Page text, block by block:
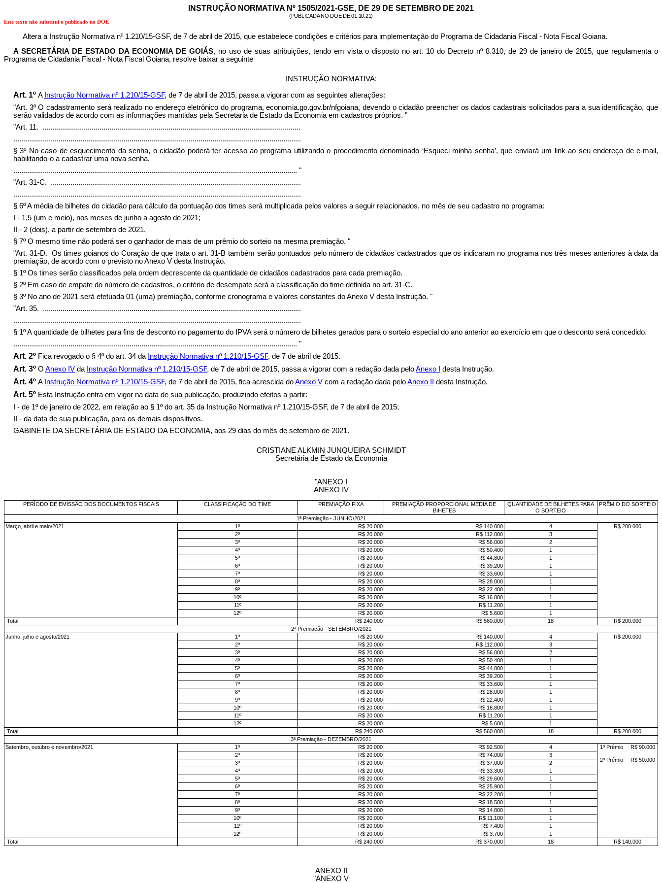
INSTRUÇÃO NORMATIVA Nº 1505/2021-GSE, DE 29 DE SETEMBRO DE 2021
(PUBLICADA NO DOE DE 01.10.21)
Este texto não substitui o publicado no DOE
Altera a Instrução Normativa nº 1.210/15-GSF, de 7 de abril de 2015, que estabelece condições e critérios para implementação do Programa de Cidadania Fiscal - Nota Fiscal Goiana.
A SECRETÁRIA DE ESTADO DA ECONOMIA DE GOIÁS, no uso de suas atribuições, tendo em vista o disposto no art. 10 do Decreto nº 8.310, de 29 de janeiro de 2015, que regulamenta o
Programa de Cidadania Fiscal - Nota Fiscal Goiana, resolve baixar a seguinte
INSTRUÇÃO NORMATIVA:
Art. 1º A Instrução Normativa nº 1.210/15-GSF, de 7 de abril de 2015, passa a vigorar com as seguintes alterações:
"Art. 3º O cadastramento será realizado no endereço eletrônico do programa, economia.go.gov.br/nfgoiana, devendo o cidadão preencher os dados cadastrais solicitados para a sua identificação, que
serão validados de acordo com as informações mantidas pela Secretaria de Estado da Economia em cadastros próprios. "
"Art. 11. ...................................................................................................................................
..................................................................................................................................................
§ 3º No caso de esquecimento da senha, o cidadão poderá ter acesso ao programa utilizando o procedimento denominado ‘Esqueci minha senha’, que enviará um link ao seu endereço de e-mail,
habilitando-o a cadastrar uma nova senha.
................................................................................................................................................ "
"Art. 31-C. ...............................................................................................................................
..................................................................................................................................................
§ 6º A média de bilhetes do cidadão para cálculo da pontuação dos times será multiplicada pelos valores a seguir relacionados, no mês de seu cadastro no programa:
I - 1,5 (um e meio), nos meses de junho a agosto de 2021;
II - 2 (dois), a partir de setembro de 2021.
§ 7º O mesmo time não poderá ser o ganhador de mais de um prêmio do sorteio na mesma premiação. "
"Art. 31-D. Os times goianos do Coração de que trata o art. 31-B também serão pontuados pelo número de cidadãos cadastrados que os indicaram no programa nos três meses anteriores à data da
premiação, de acordo com o previsto no Anexo V desta Instrução.
§ 1º Os times serão classificados pela ordem decrescente da quantidade de cidadãos cadastrados para cada premiação.
§ 2º Em caso de empate do número de cadastros, o critério de desempate será a classificação do time definida no art. 31-C.
§ 3º No ano de 2021 será efetuada 01 (uma) premiação, conforme cronograma e valores constantes do Anexo V desta Instrução. "
"Art. 35. ...................................................................................................................................
..................................................................................................................................................
§ 1º A quantidade de bilhetes para fins de desconto no pagamento do IPVA será o número de bilhetes gerados para o sorteio especial do ano anterior ao exercício em que o desconto será concedido.
................................................................................................................................................ "
Art. 2º Fica revogado o § 4º do art. 34 da Instrução Normativa nº 1.210/15-GSF, de 7 de abril de 2015.
Art. 3º O Anexo IVda Instrução Normativa nº 1.210/15-GSF, de 7 de abril de 2015, passa a vigorar com a redação dada peloAnexo I desta Instrução.
Art. 4º A Instrução Normativa nº 1.210/15-GSF, de 7 de abril de 2015, fica acrescida doAnexo Vcom a redação dada peloAnexo II desta Instrução.
Art. 5º Esta Instrução entra em vigor na data de sua publicação, produzindo efeitos a partir:
I - de 1º de janeiro de 2022, em relação ao § 1º do art. 35 da Instrução Normativa nº 1.210/15-GSF, de 7 de abril de 2015;
II - da data de sua publicação, para os demais dispositivos.
GABINETE DA SECRETÁRIA DE ESTADO DA ECONOMIA, aos 29 dias do mês de setembro de 2021.
CRISTIANE ALKMIN JUNQUEIRA SCHMIDT
Secretária de Estado da Economia
"ANEXO I
ANEXO IV
PERÍODO DE EMISSÃO DOS DOCUMENTOS FISCAIS CLASSIFICAÇÃO DO TIME PREMIAÇÃO FIXA
PREMIAÇÃO PROPORCIONAL MÉDIA DE
BIHETES
QUANTIDADE DE BILHETES PARA
O SORTEIO
PRÊMIO DO SORTEIO
1ª Premiação - JUNHO/2021
Março, abril e maio/2021
1º R$ 20.000 R$ 140.000 4
R$ 200.000
2º
R$ 20.000 R$ 112.000
3
3º
R$ 20.000 R$ 56.000
2
4º
R$ 20.000 R$ 50.400
1
5º
R$ 20.000 R$ 44.800
1
6º
R$ 20.000 R$ 39.200
1
7º
R$ 20.000 R$ 33.600
1
8º
R$ 20.000 R$ 28.000
1
9º
R$ 20.000 R$ 22.400
1
10º
R$ 20.000 R$ 16.800
1
11º
R$ 20.000 R$ 11.200
1
12º
R$ 20.000 R$ 5.600
1
Total
R$ 240.000 R$ 560.000 18
R$ 200.000
2ª Premiação - SETEMBRO/2021
Junho, julho e agosto/2021
1º R$ 20.000 R$ 140.000 4
R$ 200.000
2º
R$ 20.000 R$ 112.000
3
3º
R$ 20.000 R$ 56.000
2
4º
R$ 20.000 R$ 50.400
1
5º
R$ 20.000 R$ 44.800
1
6º
R$ 20.000 R$ 39.200
1
7º
R$ 20.000 R$ 33.600
1
8º
R$ 20.000 R$ 28.000
1
9º
R$ 20.000 R$ 22.400
1
10º
R$ 20.000 R$ 16.800
1
11º
R$ 20.000 R$ 11.200
1
12º
R$ 20.000 R$ 5.600
1
Total
R$ 240.000 R$ 560.000 18
R$ 200.000
3ª Premiação - DEZEMBRO/2021
Setembro, outubro e novembro/2021
1º R$ 20.000 R$ 92.500 4 1º Prêmio R$ 90.000
2º Prêmio R$ 50.000
2º R$ 20.000 R$ 74.000
3
3º
R$ 20.000 R$ 37.000
2
4º
R$ 20.000 R$ 33.300
1
5º
R$ 20.000 R$ 29.600
1
6º
R$ 20.000 R$ 25.900
1
7º
R$ 20.000 R$ 22.200
1
8º
R$ 20.000 R$ 18.500
1
9º
R$ 20.000 R$ 14.800
1
10º
R$ 20.000 R$ 11.100
1
11º
R$ 20.000 R$ 7.400
1
12º
R$ 20.000 R$ 3.700
1
Total
R$ 240.000 R$ 370.000 18
R$ 140.000
ANEXO II
"ANEXO V